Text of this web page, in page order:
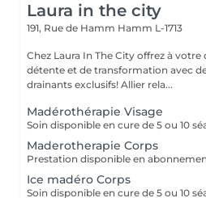
Laura in the city
191, Rue de Hamm Hamm L-1713
Chez Laura In The City offrez à
détente et de transformation avec
drainants exclusifs! Allier rela...
Madérothérapie Visage
Maderotherapie Corps
Ice madéro Corps